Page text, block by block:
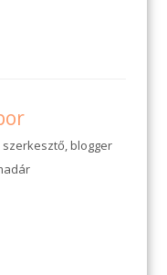
blogger